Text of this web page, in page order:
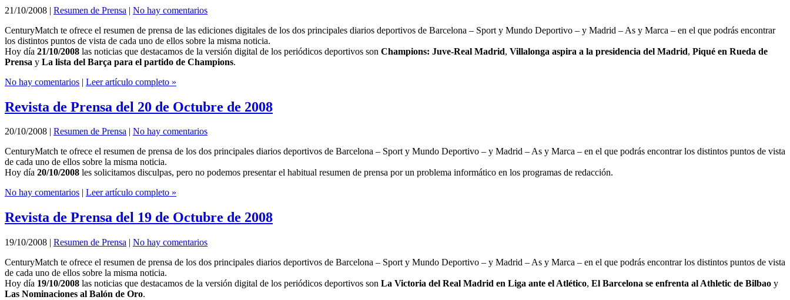
21/10/2008 | Resumen de Prensa | No hay comentarios
CenturyMatch te ofrece el resumen de prensa de las ediciones digitales de los dos principales diarios deportivos de Barcelona – Sport y Mundo Deportivo – y Madrid – As y Marca – en el que podrás encontrar
los distintos puntos de vista de cada uno de ellos sobre la misma noticia.
Hoy día 21/10/2008 las noticias que destacamos de la versión digital de los periódicos deportivos son Champions: Juve-Real Madrid, Villalonga aspira a la presidencia del Madrid, Piqué en Rueda de
Prensa y La lista del Barça para el partido de Champions.
No hay comentarios | Leer artículo completo »
Revista de Prensa del 20 de Octubre de 2008
20/10/2008 | Resumen de Prensa | No hay comentarios
CenturyMatch te ofrece el resumen de prensa de los dos principales diarios deportivos de Barcelona – Sport y Mundo Deportivo – y Madrid – As y Marca – en el que podrás encontrar los distintos puntos de vista
de cada uno de ellos sobre la misma noticia.
Hoy día 20/10/2008 les solicitamos disculpas, pero no podemos presentar el habitual resumen de prensa por un problema informático en los programas de redacción.
No hay comentarios | Leer artículo completo »
Revista de Prensa del 19 de Octubre de 2008
19/10/2008 | Resumen de Prensa | No hay comentarios
CenturyMatch te ofrece el resumen de prensa de los dos principales diarios deportivos de Barcelona – Sport y Mundo Deportivo – y Madrid – As y Marca – en el que podrás encontrar los distintos puntos de vista
de cada uno de ellos sobre la misma noticia.
Hoy día 19/10/2008 las noticias que destacamos de la versión digital de los periódicos deportivos son La Victoria del Real Madrid en Liga ante el Atlético, El Barcelona se enfrenta al Athletic de Bilbao y
Las Nominaciones al Balón de Oro.